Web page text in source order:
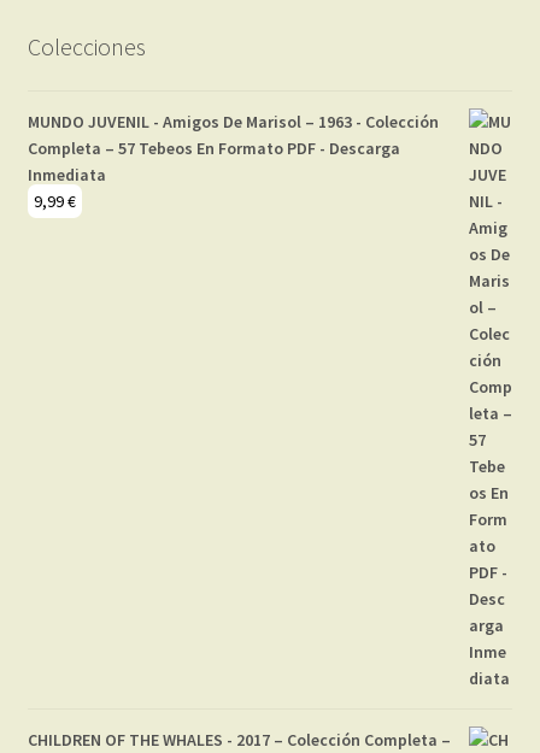
Colecciones
MUNDO JUVENIL - Amigos De Marisol – 1963 - Colección
Completa – 57 Tebeos En Formato PDF - Descarga
Inmediata
9,99€
CHILDREN OF THE WHALES - 2017 – Colección Completa –